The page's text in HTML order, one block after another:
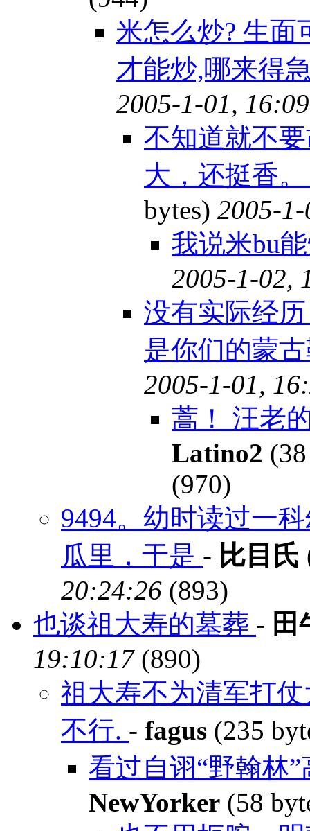
米怎么炒? 生面
才能炒,哪来得
2005-1-01,
不知道就不
大，还挺香
bytes) 2005-
我说米bu
2005-1-02,
没有实际经
是你们的蒙
2005-1-01,
蒿！ 汪老
Latino2
(970)
9494。幼时读过一
瓜里，于是 - 比目氏
20:24:26 (893)
也谈祖大寿的墓葬 - 田
19:10:17(890)
祖大寿不为清军打
不行. - fagus (235
看过自诩“野翰林
NewYorker (58